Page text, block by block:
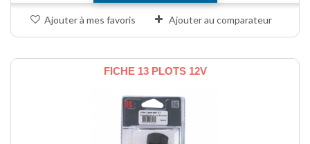
Ajouter à mes favoris Ajouter au comparateur
FICHE 13 PLOTS 12V